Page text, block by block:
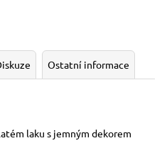
Ostatní informace
laku s jemným dekorem